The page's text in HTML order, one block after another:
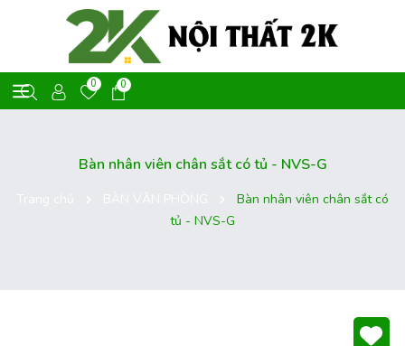
0 0
Bàn nhân viên chân sắt có tủ - NVS-G
Bàn nhân viên chân sắt có
tủ - NVS-G